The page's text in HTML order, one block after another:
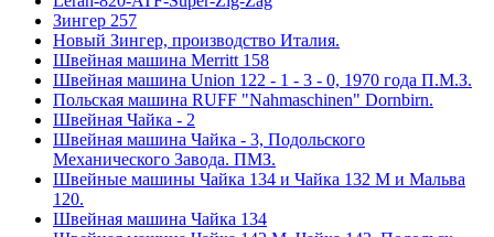
Зингер 257
Новый Зингер, производство Италия.
Швейная машина Merritt 158
Швейная машина Union 122 - 1 - 3 - 0, 1970 года П.М.З.
Польская машина RUFF "Nahmaschinen" Dornbirn.
Швейная Чайка - 2
Швейная машина Чайка - 3, Подольского
Механического Завода. ПМЗ.
Швейные машины Чайка 134 и Чайка 132 М и Мальва
120.
Швейная машина Чайка 134